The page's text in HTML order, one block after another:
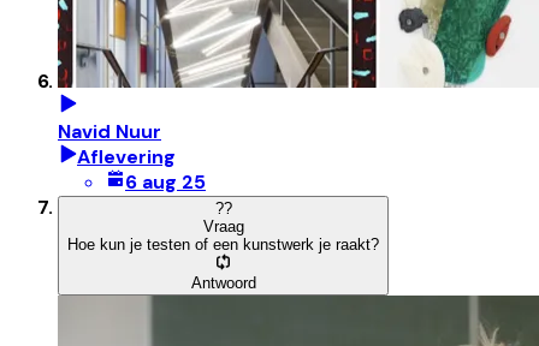
Navid Nuur
Aflevering
6 aug 25
??
Vraag
Hoe kun je testen of een kunstwerk je raakt?
Antwoord